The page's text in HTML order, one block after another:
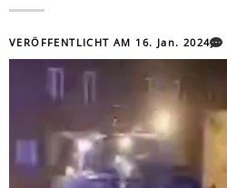
VERÖFFENTLICHT AM 16. Jan. 2024